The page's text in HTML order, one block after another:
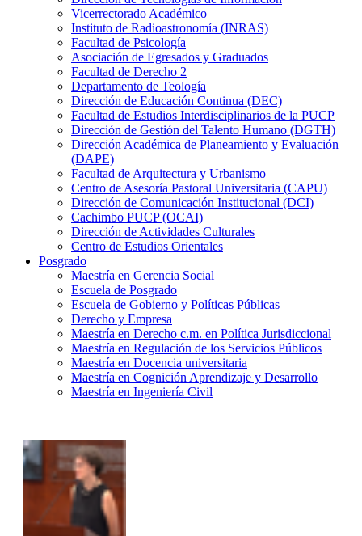
Vicerrectorado Académico
Instituto de Radioastronomía (INRAS)
Facultad de Psicología
Asociación de Egresados y Graduados
Facultad de Derecho 2
Departamento de Teología
Dirección de Educación Continua (DEC)
Facultad de Estudios Interdisciplinarios de la PUCP
Dirección de Gestión del Talento Humano (DGTH)
Dirección Académica de Planeamiento y Evaluación
(DAPE)
Facultad de Arquitectura y Urbanismo
Centro de Asesoría Pastoral Universitaria (CAPU)
Dirección de Comunicación Institucional (DCI)
Cachimbo PUCP (OCAI)
Dirección de Actividades Culturales
Centro de Estudios Orientales
Posgrado
Maestría en Gerencia Social
Escuela de Posgrado
Escuela de Gobierno y Políticas Públicas
Derecho y Empresa
Maestría en Derecho c.m. en Política Jurisdiccional
Maestría en Regulación de los Servicios Públicos
Maestría en Docencia universitaria
Maestría en Cognición Aprendizaje y Desarrollo
Maestría en Ingeniería Civil